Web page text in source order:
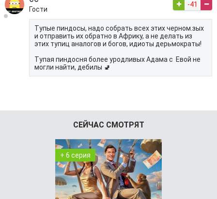
Гости
-41
Тупые пиндосы, надо собрать всех этих черном.зых
и отправить их обратно в Африку, а не делать из
этих тупиц аналогов и богов, идиоты дерьмократы!
Тупая пиндосня более уродливых Адама с Евой не
могли найти, дебилы 🚽
СЕЙЧАС СМОТРЯТ
+ 6 серия